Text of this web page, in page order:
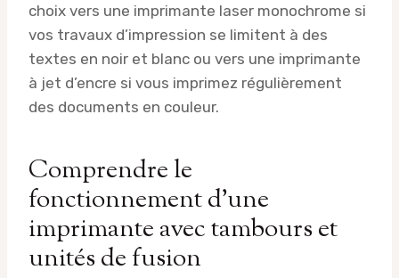
choix vers une imprimante laser monochrome si
vos travaux d’impression se limitent à des
textes en noir et blanc ou vers une imprimante
à jet d’encre si vous imprimez régulièrement
des documents en couleur.
Comprendre le
fonctionnement d’une
imprimante avec tambours et
unités de fusion